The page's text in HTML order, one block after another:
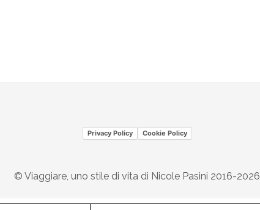
Privacy Policy Cookie Policy
© Viaggiare, uno stile di vita di Nicole Pasini 2016-2026